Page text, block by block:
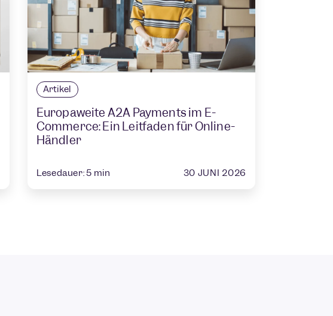
Artikel
Europaweite A2A Payments im E-
Commerce: Ein Leitfaden für Online-
Händler
Lesedauer:5 min 30 JUNI 2026